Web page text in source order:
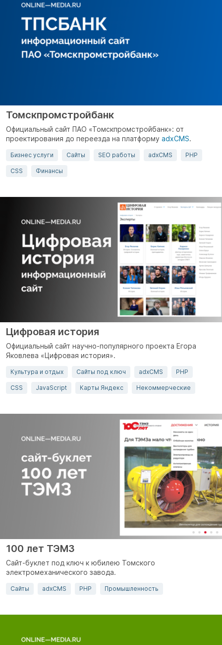
Томскпромстройбанк
Официальный сайт ПАО «Томскпромстройбанк»: от
проектирования до переезда на платформу adxCMS.
Бизнес услуги Сайты SEO работы adxCMS PHP
CSS Финансы
Цифровая история
Официальный сайт научно-популярного проекта Егора
Яковлева «Цифровая история».
Культура и отдых Сайты под ключ adxCMS PHP
CSS JavaScript Карты Яндекс Некоммерческие
100 лет ТЭМЗ
Сайт-буклет под ключ к юбилею Томского
электромеханического завода.
Сайты adxCMS PHP Промышленность